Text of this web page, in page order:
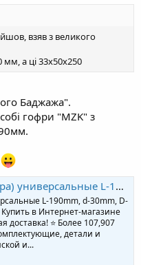
взяв з великого
мм, а ці 33х50х250
Баджажа".
гофри "MZK" з
грн. в Интернет-магазине MotoZilla для мотоцикла, скутера, мопеда | Киев, Украина
L-190mm, d-30mm, D-
в Интернет-магазине
доставка! ⭐ Более 107,907
детали и
и...